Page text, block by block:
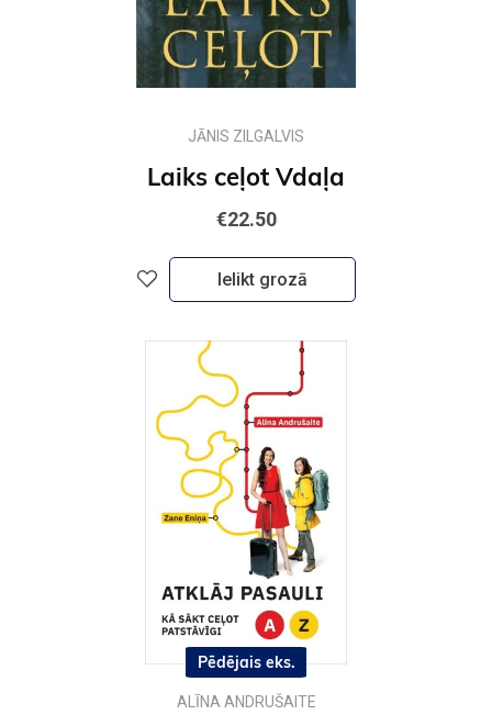
JĀNIS ZILGALVIS
Laiks ceļot Vdaļa
€22.50
Ielikt grozā
Pēdējais eks.
ALĪNA ANDRUŠAITE